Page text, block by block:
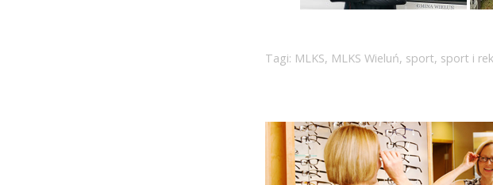
Tagi: MLKS, MLKS Wieluń, sport, sport i